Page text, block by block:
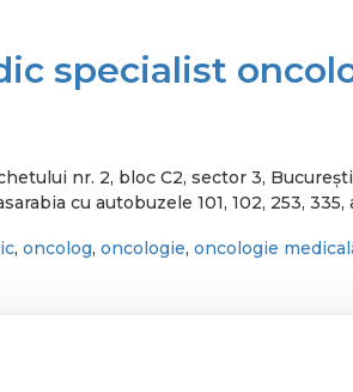
specialist
nr. 2, bloc C2, sector 3,
cu autobuzele 101, 102, 253,
, oncolog, oncologie, oncologie
– Medic